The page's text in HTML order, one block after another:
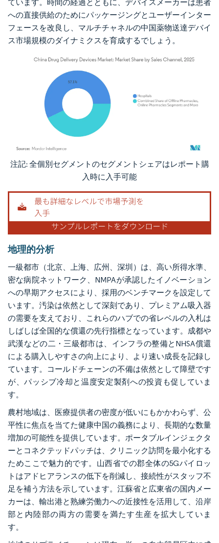
ています。時間の経過とともに、デバイスメーカーは患者
への直接供給のためにパッケージングとユーザーインター
フェースを改良し、マルチチャネルの中国薬物送達デバイ
ス市場規模のダイナミクスを育成するでしょう。
画像 © Mordor Intelligence。再利用にはCC BY 4.0の表示が必要です。
注記: 全個別セグメントのセグメントシェアはレポート購
入時に入手可能
地理的分析
一級都市（北京、上海、広州、深圳）は、高い所得水準、
密な病院ネットワーク、NMPAが承認したイノベーション
への早期アクセスにより、採用のベンチマークを設定して
います。汚染は依然として深刻であり、プレミアム吸入器
の需要を支えており、これらのハブでの省レベルの入札は
しばしば全国的な償還の先行指標となっています。成都や
武漢などの二・三級都市は、インフラの整備とNHSA償還
による購入しやすさの向上により、より速い成長を記録し
ています。コールドチェーンの不備は依然として障壁です
が、パッシブ冷却と温度安定製剤への投資も促していま
す。
農村地域は、医療提供者の密度が低いにもかかわらず、公
平性に焦点を当てた健康中国の義務により、長期的な数量
増加の可能性を提供しています。ポータブルインジェクタ
ーとコネクテッドパッチは、クリニック訪問を最小化する
ためここで魅力的です。山西省での郡全体の5Gパイロッ
トはアドヒアランスの低下を削減し、接続性がスタッフ不
足を補う方法を示しています。江蘇省と広東省の国内メー
カーは、輸出港と熟練労働力への近接性を活用して、沿岸
部と内陸部の両方の需要を満たす生産を拡大していま
す。